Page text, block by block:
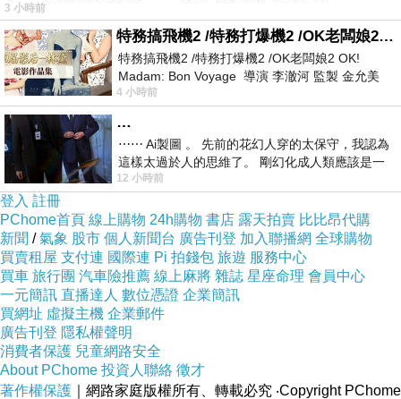
不需拆輪胎，能夠正確將輪胎的胎壓ㄧ目了然(機械式結構便宜又耐用，
安全。
汽車、機車都可以使用，防盜保護、安全無慮，將螺帽轉到氣嘴底部，
聽到氣嘴漏氣聲無需理會，繼續轉緊漏氣聲即停止，最後用扳手將螺帽反
購買時請記的標示購買數量和所需胎壓唷!!
使用方法
本品是測量輪胎氣壓的輔助工具，使用者只需將指示器鎖固在輪胎氣嘴上
胎的胎壓是否充足:
◆綠色：安全(SAFE)
在標準胎壓情形下，透視窗內應呈綠色，車輛可正常行駛。
◆黃色：警告(CAUTION)
3 小時前
特務搞飛機2 /特務打爆機2 /OK老闆娘2 OK! Madam: Bon Voyage
特務搞飛機2 /特務打爆機2 /OK老闆娘2 OK!
Madam: Bon Voyage 導演 李澈河 監製 金允美
劇本 申鉉成 主演 嚴正化 朴誠雄
4 小時前
…
⋯⋯ Ai製圖 。 先前的花幻人穿的太保守，我認為
這樣太過於人的思維了。 剛幻化成人類應該是一
絲不掛吧？ 當然這樣是創不出
12 小時前
登入 註冊
PChome首頁 線上購物 24h購物 書店 露天拍賣 比比昂代購
新聞 /氣象 股市 個人新聞台 廣告刊登 加入聯播網 全球購物
買賣租屋 支付連 國際連 Pi 拍錢包 旅遊 服務中心
買車 旅行團 汽車險推薦 線上麻將 雜誌 星座命理 會員中心
一元簡訊 直播達人 數位憑證 企業簡訊
買網址 虛擬主機 企業郵件
廣告刊登 隱私權聲明
消費者保護 兒童網路安全
About PChome 投資人聯絡 徵才
著作權保護 ｜網路家庭版權所有、轉載必究 ‧Copyright PChome